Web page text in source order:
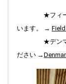
に引っ越しまし
2025.04.01
Top "ブラフの
2025.03.22
Top " Field
プしました。
★フィールド
います。 →
★デンマーク
ださい →